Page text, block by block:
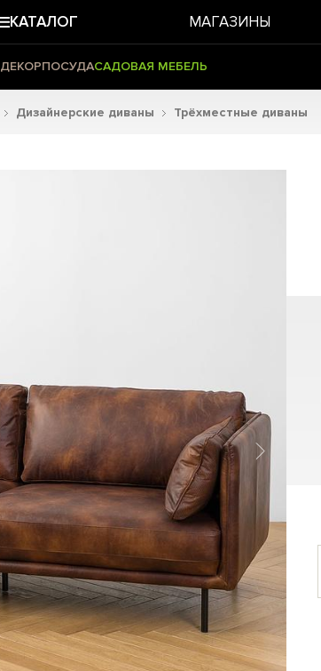
КАТАЛОГ МАГАЗИНЫ
ДЕКОРПОСУДАСАДОВАЯ МЕБЕЛЬ
Дизайнерские диваны Трёхместные диваны